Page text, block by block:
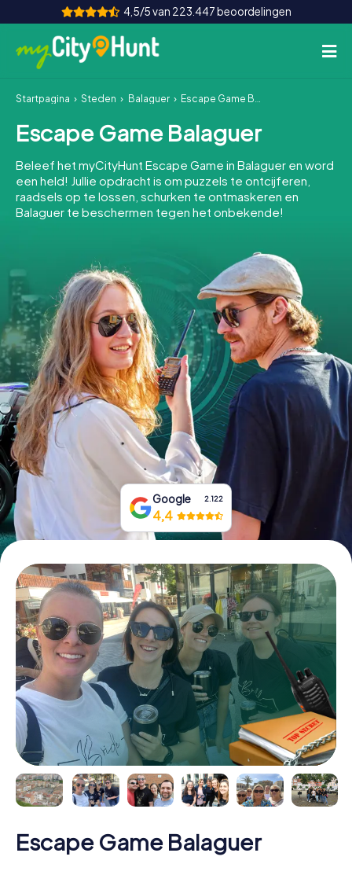
4,5/5 van 223.447 beoordelingen
Hoe het werkt
Steden
Tours
Teamevenement
INT AT CH
DE
ES
FR UK
IE
IT
NL
Boek tickets
Koop cadeaubonnen
Startpagina Steden Balaguer Escape Game Balaguer
Escape Game Balaguer
Beleef het myCityHunt Escape Game in Balaguer en word
een held! Jullie opdracht is om puzzels te ontcijferen,
raadsels op te lossen, schurken te ontmaskeren en
Balaguer te beschermen tegen het onbekende!
Google 2.122
4,4
Escape Game Balaguer